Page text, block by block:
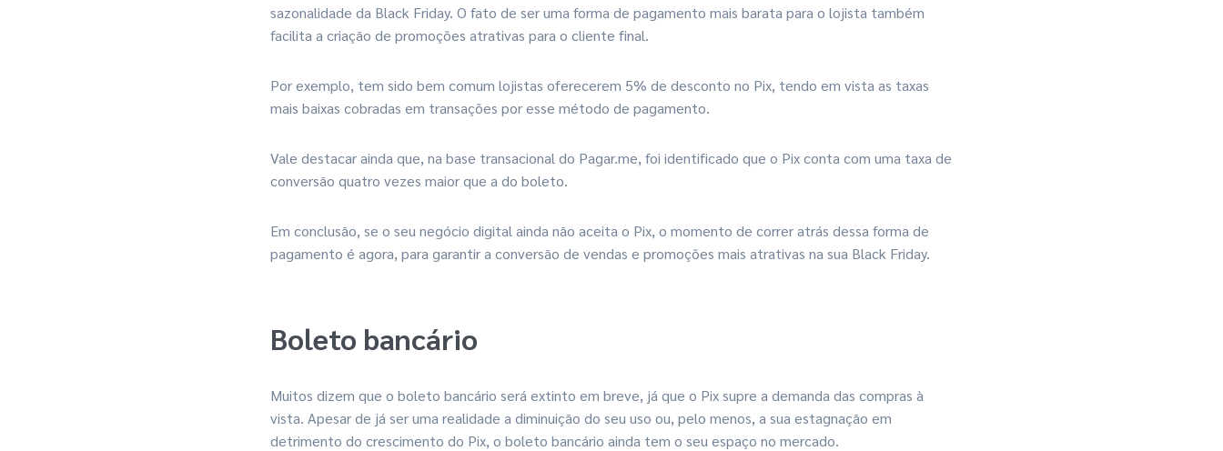
sazonalidade da Black Friday. O fato de ser uma forma de pagamento mais barata para o lojista também
facilita a criação de promoções atrativas para o cliente final.
Por exemplo, tem sido bem comum lojistas oferecerem 5% de desconto no Pix, tendo em vista as taxas
mais baixas cobradas em transações por esse método de pagamento.
Vale destacar ainda que, na base transacional do Pagar.me, foi identificado que o Pix conta com uma taxa de
conversão quatro vezes maior que a do boleto.
Em conclusão, se o seu negócio digital ainda não aceita o Pix, o momento de correr atrás dessa forma de
pagamento é agora, para garantir a conversão de vendas e promoções mais atrativas na sua Black Friday.
Boleto bancário
Muitos dizem que o boleto bancário será extinto em breve, já que o Pix supre a demanda das compras à
vista. Apesar de já ser uma realidade a diminuição do seu uso ou, pelo menos, a sua estagnação em
detrimento do crescimento do Pix, o boleto bancário ainda tem o seu espaço no mercado.